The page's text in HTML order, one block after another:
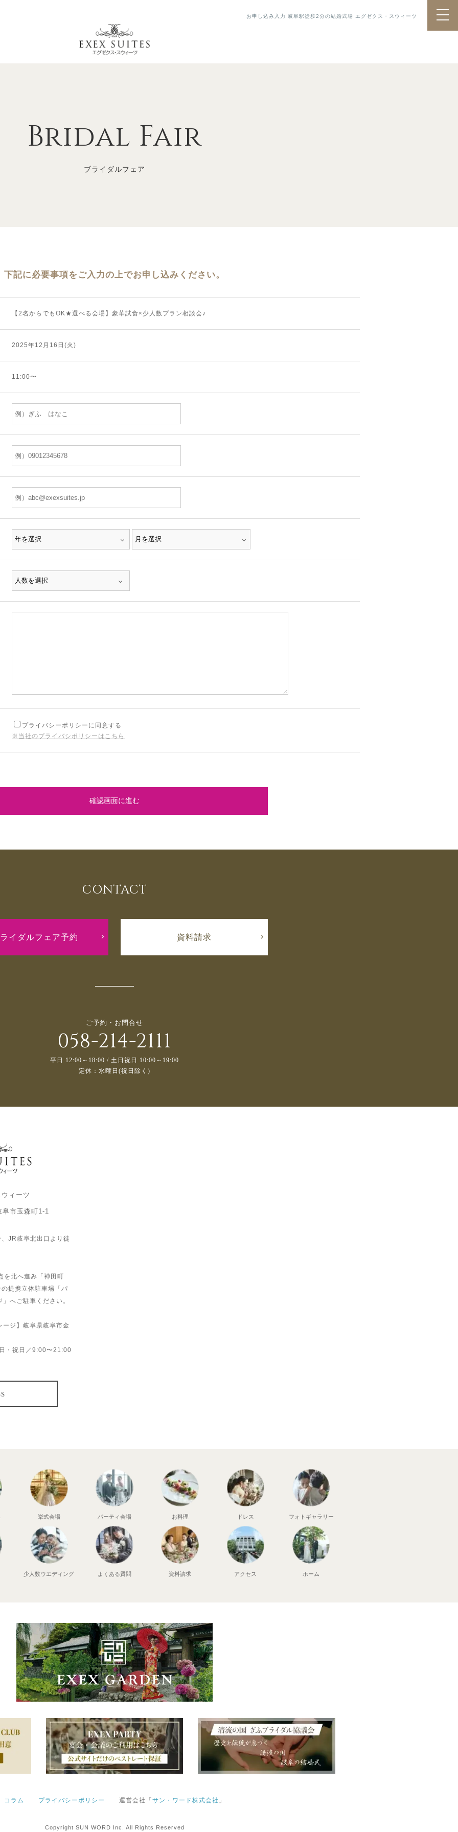
お申し込み入力 岐阜駅徒歩2分の結婚式場 エグゼクス・スウィーツ
Bridal Fair
ブライダルフェア
下記に必要事項をご入力の上でお申し込みください。
【2名からでもOK★選べる会場】豪華試食×少人数プラン相談会♪
2025年12月16日(火)
11:00〜
プライバシーポリシーに同意する
※当社のプライバシポリシーはこちら
確認画面に進む
CONTACT
イダルフェア予約 資料請求
ご予約・お問合せ
058-214-2111
平日 12:00～18:00 / 土日祝日 10:00～19:00
定休：水曜日(祝日除く)
ィーツ
市玉森町1-1
JR岐阜北出口より徒
を北へ進み「神田町
提携立体駐車場「パ
へご駐車ください。
ジ】岐阜県岐阜市金
・祝日／9:00〜21:00
挙式会場 パーティ会場 お料理 ドレス フォト ギャラリー
少人数ウエディング よくある質問 資料請求 アクセス ホーム
コラム プライバシーポリシー 運営会社「サン・ワード株式会社 」
Copyright SUN WORD Inc. All Rights Reserved